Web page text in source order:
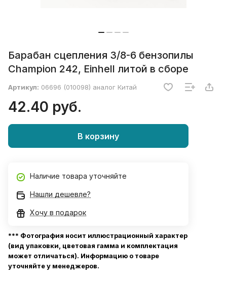
Барабан сцепления 3/8-6 бензопилы
Champion 242, Einhell литой в сборе
Артикул: 06696 (010098) аналог Китай
42.40 руб.
В корзину
Наличие товара уточняйте
Нашли дешевле?
Хочу в подарок
*** Фотография носит иллюстрационный характер
(вид упаковки, цветовая гамма и комплектация
может отличаться). Информацию о товаре
уточняйте у менеджеров.